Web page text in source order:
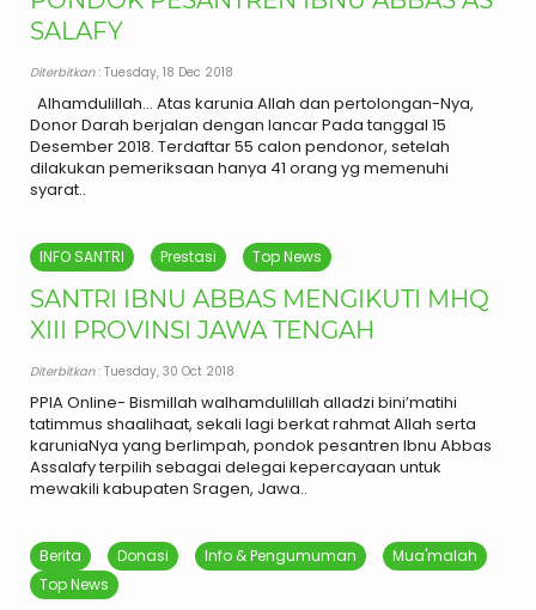
SALAFY
Diterbitkan: Tuesday, 18 Dec 2018
Alhamdulillah… Atas karunia Allah dan pertolongan-Nya,
Donor Darah berjalan dengan lancar Pada tanggal 15
Desember 2018. Terdaftar 55 calon pendonor, setelah
dilakukan pemeriksaan hanya 41 orang yg memenuhi
syarat..
INFO SANTRI Prestasi Top News
SANTRI IBNU ABBAS MENGIKUTI MHQ
XIII PROVINSI JAWA TENGAH
Diterbitkan: Tuesday, 30 Oct 2018
PPIA Online- Bismillah walhamdulillah alladzi bini’matihi
tatimmus shaalihaat, sekali lagi berkat rahmat Allah serta
karuniaNya yang berlimpah, pondok pesantren Ibnu Abbas
Assalafy terpilih sebagai delegai kepercayaan untuk
mewakili kabupaten Sragen, Jawa..
Berita Donasi Info & Pengumuman
Mua'malah
Top News